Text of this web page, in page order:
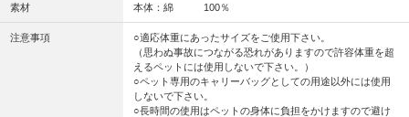
素材 本体：綿 100％
注意事項
○適応体重にあったサイズをご使用下さい。
（思わぬ事故につながる恐れがありますので許容体重を超
えるペットには使用しないで下さい。）
○ペット専用のキャリーバッグとしての用途以外には使用
しないで下さい。
○長時間の使用はペットの身体に負担をかけますので避け